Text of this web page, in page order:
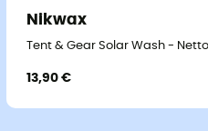
Nikwax
Tent & Gear Solar Wash -
13,90 €